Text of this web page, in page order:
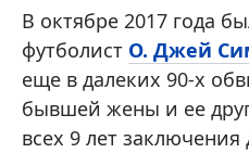
В октябре 2017 года
футболист О. Джей
еще в далеких 90-х
бывшей жены и ее
всех 9 лет заключения